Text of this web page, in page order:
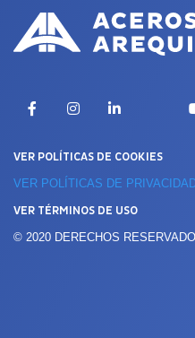
FacebookInstagramLinkedIn
VER POLÍTICAS DE COOKIES
VER POLÍTICAS DE
VER TÉRMINOS DE USO
© 2020 DERECHOS